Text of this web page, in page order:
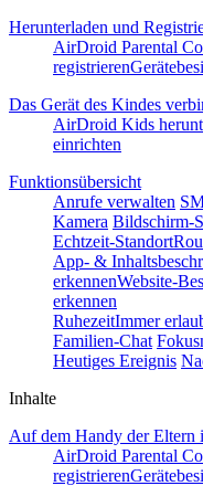
Herunterladen und
AirDroid Parental
registrieren
Das Gerät des Kindes
AirDroid Kids
einrichten
Funktionsübersicht
Anrufe verwalten
Kamera Bildschirm-
Echtzeit-Standort
App- &
erkennenWebsite-
erkennen
RuhezeitImmer
Familien-Chat
Heutiges Ereignis
Inhalte
Auf dem Handy der Eltern
AirDroid Parental
registrieren